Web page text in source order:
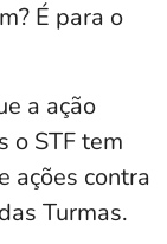
É para o
a ação
o STF tem
ações contra
Turmas.